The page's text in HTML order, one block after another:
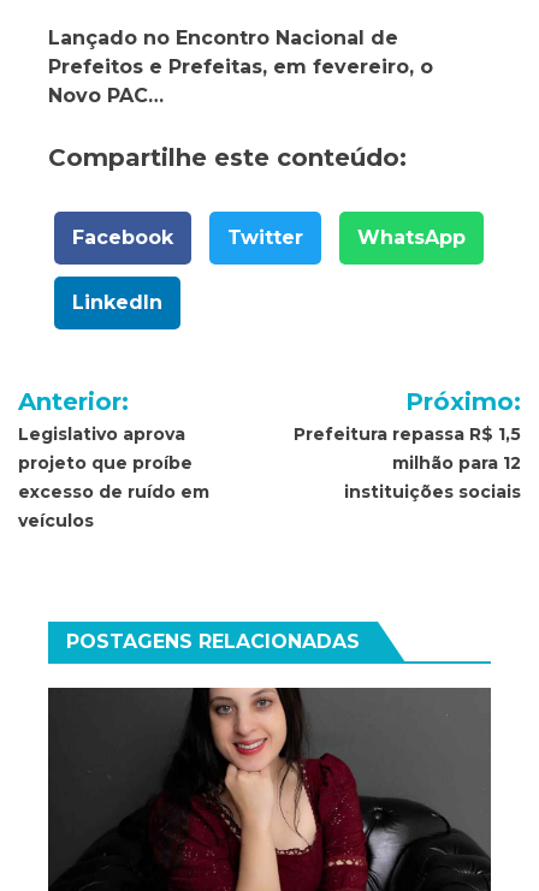
Lançado no Encontro Nacional de
Prefeitos e Prefeitas, em fevereiro, o
Novo PAC…
Compartilhe este conteúdo:
Facebook Twitter WhatsApp
LinkedIn
Navegação
de
Post
Anterior:
Legislativo aprova
projeto que proíbe
excesso de ruído em
veículos
Próximo:
Prefeitura repassa R$ 1,5
milhão para 12
instituições sociais
POSTAGENS RELACIONADAS